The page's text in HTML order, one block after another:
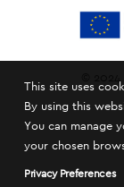
This site uses
By using this
You can manage
your chosen
Privacy Preferences